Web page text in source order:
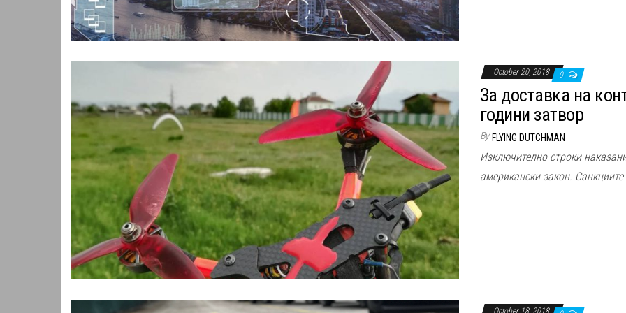
October 20, 2018 0
За доставка на
години затвор
By FLYING DUTCHMAN
Изключително строки
американски закон.
October 18, 2018